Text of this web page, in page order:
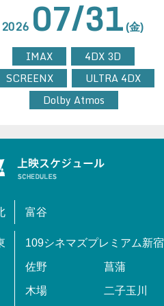
2026 07/31 (金)
IMAX
4DX 3D
SCREENX
ULTRA 4DX
Dolby Atmos
富谷
109シネマズプレミアム新宿
佐野 菖蒲
木場 二子玉川